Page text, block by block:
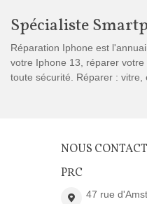
Spécialiste
Réparation Iphone est
votre Iphone 13, réparer
toute sécurité. Réparer :
NOUS
PRC
47 rue